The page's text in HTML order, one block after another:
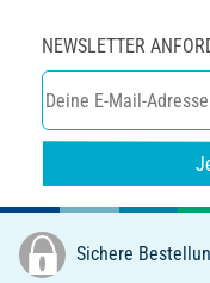
NEWSLETTER
Sichere